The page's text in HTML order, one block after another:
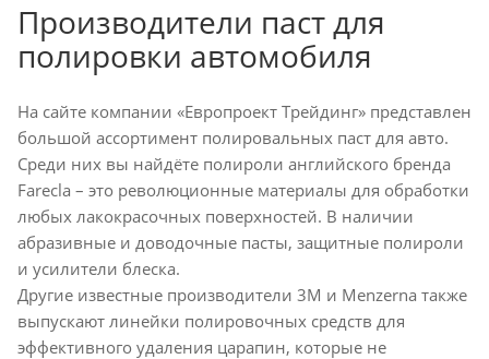
Производители паст для
полировки автомобиля
На сайте компании «Европроект Трейдинг» представлен
большой ассортимент полировальных паст для авто.
Среди них вы найдёте полироли английского бренда
Farecla – это революционные материалы для обработки
любых лакокрасочных поверхностей. В наличии
абразивные и доводочные пасты, защитные полироли
и усилители блеска.
Другие известные производители 3M и Menzerna также
выпускают линейки полировочных средств для
эффективного удаления царапин, которые не